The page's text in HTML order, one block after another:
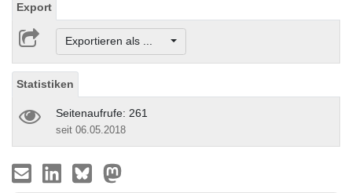
Export
Exportieren als ...
Statistiken
Seitenaufrufe: 261
seit 06.05.2018